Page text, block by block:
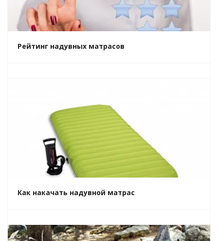
Рейтинг надувных матрасов
Как накачать надувной матрас